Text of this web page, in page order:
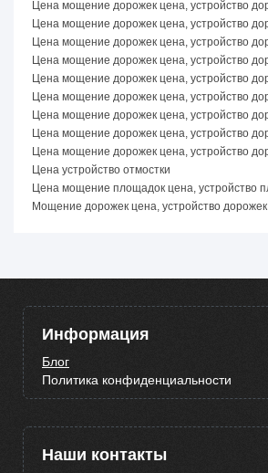
Цена мощение дорожек цена, устройство
Цена мощение дорожек цена, устройство
Цена мощение дорожек цена, устройство
Цена мощение дорожек цена, устройство
Цена мощение дорожек цена, устройство
Цена мощение дорожек цена, устройство
Цена мощение дорожек цена, устройство
Цена мощение дорожек цена, устройство
Цена мощение дорожек цена, устройство
Цена устройство отмостки
Цена мощение площадок цена, устройство
Мощение дорожек цена, устройство дорожек
Информация
Блог
Политика конфиденциальности
Наши контакты